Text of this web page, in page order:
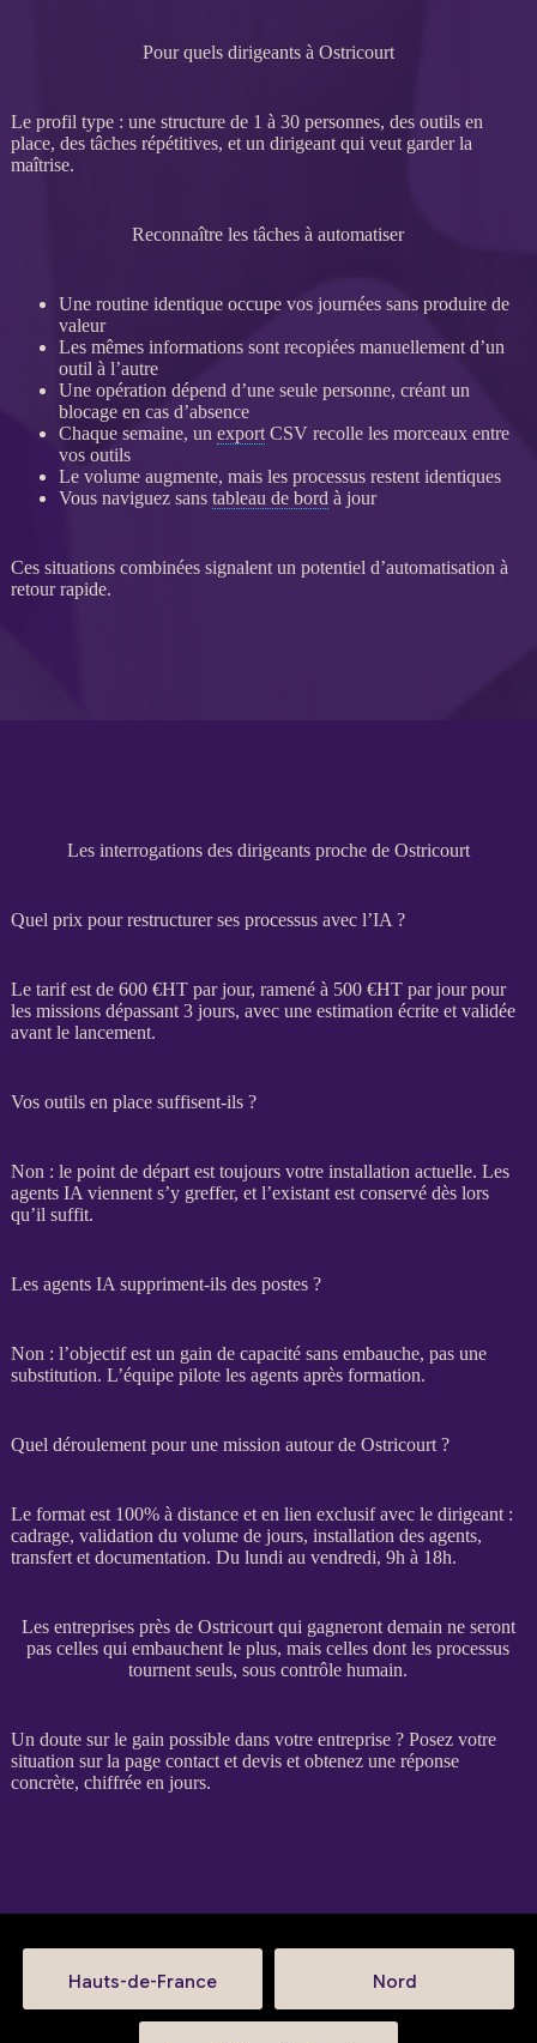
Pour quels dirigeants à Ostricourt
Le profil type : une structure de 1 à 30 personnes, des outils en
place, des tâches répétitives, et un dirigeant qui veut garder la
maîtrise.
Reconnaître les tâches à automatiser
Une routine identique occupe vos journées sans produire de
valeur
Les mêmes informations sont recopiées manuellement d’un
outil à l’autre
Une opération dépend d’une seule personne, créant un
blocage en cas d’absence
Chaque semaine, un exportCSV recolle les morceaux entre
vos outils
Le volume augmente, mais les processusrestent identiques
Vous naviguez sans tableau de bord à jour
Ces situations combinées signalent un potentiel d’automatisation à
retour rapide.
Les interrogations des dirigeants proche de Ostricourt
Quel prix pour restructurer ses processus avec l’IA ?
Le tarif est de 600 €HTpar jour, ramené à 500 €HTpar jour pour
les missionsdépassant 3 jours, avec une estimation écrite et validée
avant le lancement.
Vos outils en place suffisent-ils ?
Non : le point de départ est toujours votre installation actuelle. Les
agents IA viennent s’y greffer, et l’existant est conservé dès lors
qu’il suffit.
Les agents IA suppriment-ils des postes ?
Non : l’objectif est un gain de capacité sans embauche, pas une
substitution. L’équipe pilote les agentsaprès formation.
Quel déroulement pour une mission autour de Ostricourt ?
Le format est 100% à distance et en lien exclusif avec le dirigeant :
cadrage, validation du volume de jours, installation des agents,
transfertet documentation. Du lundi au vendredi, 9h à 18h.
Les entreprises près de Ostricourt qui gagneront demain ne seront
pas celles qui embauchent le plus, mais celles dont les processus
tournent seuls, sous contrôle humain.
Un doute sur le gain possible dans votre entreprise ? Posez votre
situation sur la page contact et deviset obtenez une réponse
concrète, chiffrée en jours.
Hauts-de-France Nord